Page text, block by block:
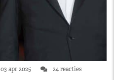
03 apr 2025 24 reacties